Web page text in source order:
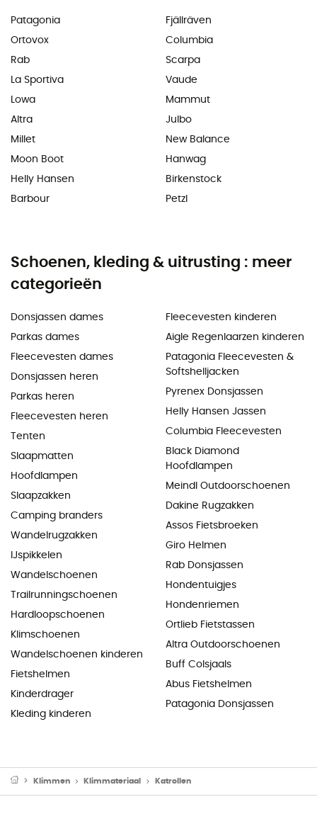
Patagonia
Ortovox
Rab
La Sportiva
Lowa
Altra
Millet
Moon Boot
Helly Hansen
Barbour
Fjällräven
Columbia
Scarpa
Vaude
Mammut
Julbo
New Balance
Hanwag
Birkenstock
Petzl
Schoenen, kleding & uitrusting : meer
categorieën
Donsjassen dames
Parkas dames
Fleecevesten dames
Donsjassen heren
Parkas heren
Fleecevesten heren
Tenten
Slaapmatten
Hoofdlampen
Slaapzakken
Camping branders
Wandelrugzakken
IJspikkelen
Wandelschoenen
Trailrunningschoenen
Hardloopschoenen
Klimschoenen
Wandelschoenen kinderen
Fietshelmen
Kinderdrager
Kleding kinderen
Fleecevesten kinderen
Aigle Regenlaarzen kinderen
Patagonia Fleecevesten &
Softshelljacken
Pyrenex Donsjassen
Helly Hansen Jassen
Columbia Fleecevesten
Black Diamond
Hoofdlampen
Meindl Outdoorschoenen
Dakine Rugzakken
Assos Fietsbroeken
Giro Helmen
Rab Donsjassen
Hondentuigjes
Hondenriemen
Ortlieb Fietstassen
Altra Outdoorschoenen
Buff Colsjaals
Abus Fietshelmen
Patagonia Donsjassen
Klimmen Klimmateriaal Katrollen